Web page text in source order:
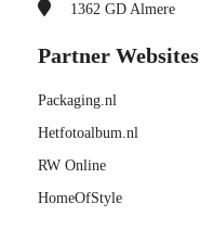
1362 GD Almere
Partner Websites
Packaging.nl
Hetfotoalbum.nl
RW Online
HomeOfStyle